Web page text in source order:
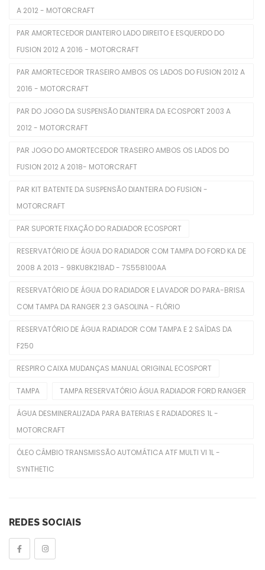
Filtros De Ar
Filtros De Combustível
Filtros De Óleo
Juntas Tampa De Válvula
Kit De Distribuição
Mangueira Radiador
Mangueiras De Admissão
Polia De Virabrequim
Rolamentos
Seletora Do Trambulador
Sensor De Óleo
Sensor De Temperatura
Sensores TPMS
Tensor Do Distribuidor
Tensores Poly V
A 2012 - MOTORCRAFT
PAR AMORTECEDOR DIANTEIRO LADO DIREITO E ESQUERDO DO
FUSION 2012 A 2016 - MOTORCRAFT
PAR AMORTECEDOR TRASEIRO AMBOS OS LADOS DO FUSION 2012 A
2016 - MOTORCRAFT
PAR DO JOGO DA SUSPENSÃO DIANTEIRA DA ECOSPORT 2003 A
2012 - MOTORCRAFT
PAR JOGO DO AMORTECEDOR TRASEIRO AMBOS OS LADOS DO
FUSION 2012 A 2018- MOTORCRAFT
PAR KIT BATENTE DA SUSPENSÃO DIANTEIRA DO FUSION -
MOTORCRAFT
PAR SUPORTE FIXAÇÃO DO RADIADOR ECOSPORT
RESERVATÓRIO DE ÁGUA DO RADIADOR COM TAMPA DO FORD KA DE
2008 A 2013 - 98KU8K218AD - 7S558100AA
RESERVATÓRIO DE ÁGUA DO RADIADOR E LAVADOR DO PARA-BRISA
COM TAMPA DA RANGER 2.3 GASOLINA - FLÓRIO
RESERVATÓRIO DE ÁGUA RADIADOR COM TAMPA E 2 SAÍDAS DA
F250
RESPIRO CAIXA MUDANÇAS MANUAL ORIGINAL ECOSPORT
TAMPA TAMPA RESERVATÓRIO ÁGUA RADIADOR FORD RANGER
ÁGUA DESMINERALIZADA PARA BATERIAS E RADIADORES 1L -
MOTORCRAFT
ÓLEO CÂMBIO TRANSMISSÃO AUTOMÁTICA ATF MULTI VI 1L -
SYNTHETIC
REDES SOCIAIS